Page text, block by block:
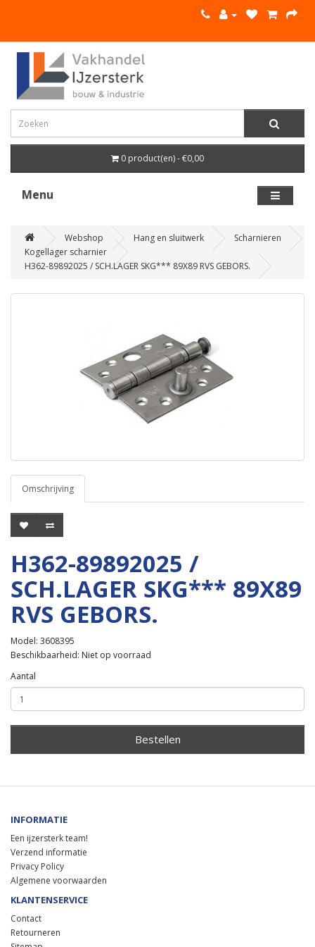
0 product(en) - €0,00
Menu
Webshop Hang en sluitwerk
Scharnieren
Kogellager scharnier
H362-89892025 / SCH.LAGER SKG*** 89X89 RVS GEBORS.
Omschrijving
H362-89892025 /
SCH.LAGER SKG*** 89X89
RVS GEBORS.
Model: 3608395
Beschikbaarheid: Niet op voorraad
Aantal
Bestellen
INFORMATIE
Een ijzersterk team!
Verzend informatie
Privacy Policy
Algemene voorwaarden
KLANTENSERVICE
Contact
Retourneren